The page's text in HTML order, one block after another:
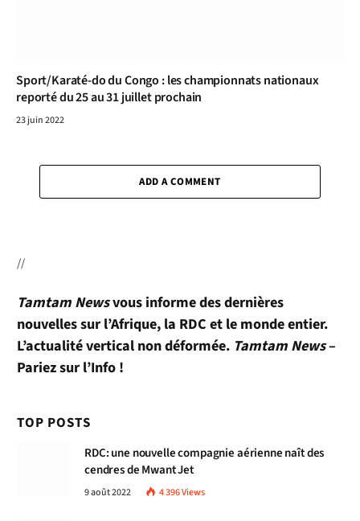
Sport/Karaté-do du Congo : les championnats nationaux
reporté du 25 au 31 juillet prochain
23 juin 2022
ADD A COMMENT
//
Tamtam Newsvous informe des dernières
nouvelles sur l’Afrique, la RDC et le monde entier.
L’actualité vertical non déformée. Tamtam News–
Pariez sur l’Info !
TOP POSTS
RDC: une nouvelle compagnie aérienne naît des
cendres de Mwant Jet
9 août 2022 4 396Views